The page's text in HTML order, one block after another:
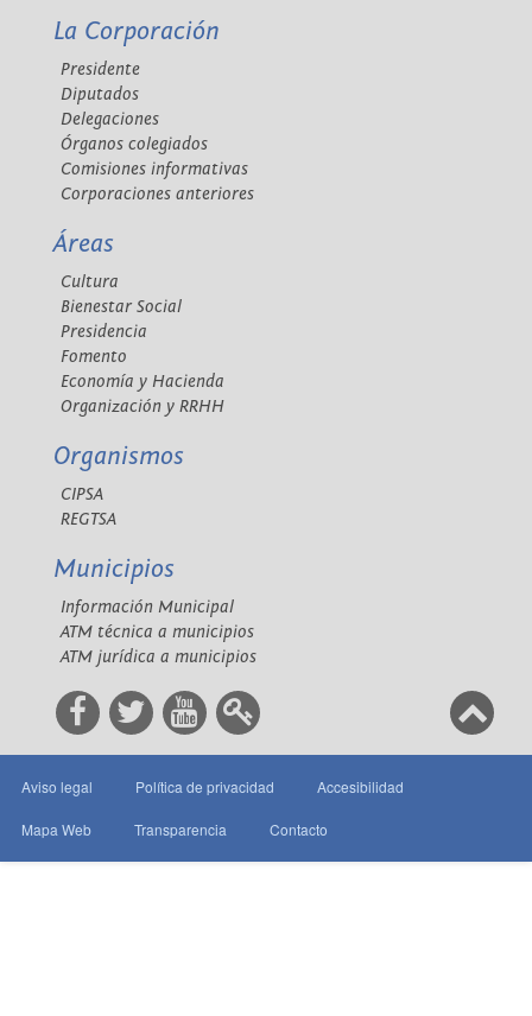
La Corporación
Presidente
Diputados
Delegaciones
Órganos colegiados
Comisiones informativas
Corporaciones anteriores
Áreas
Cultura
Bienestar Social
Presidencia
Fomento
Economía y Hacienda
Organización y RRHH
Organismos
CIPSA
REGTSA
Municipios
Información Municipal
ATM técnica a municipios
ATM jurídica a municipios
Aviso legal Política de privacidad Accesibilidad
Mapa Web Transparencia Contacto